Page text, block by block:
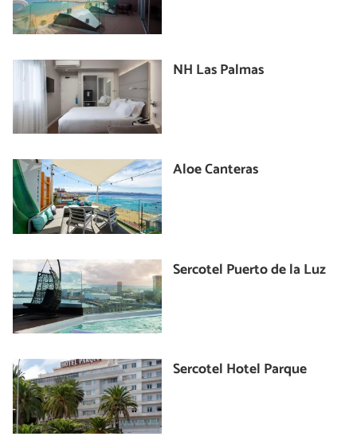
NH Las Palmas
Aloe Canteras
Sercotel Puerto de la Luz
Sercotel Hotel Parque